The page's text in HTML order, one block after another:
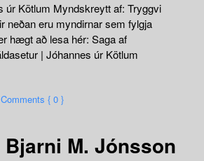
úr Kötlum Myndskreytt af: Tryggvi
neðan eru myndirnar sem fylgja
hægt að lesa hér: Saga af
| Jóhannes úr Kötlum
Comments { 0 }
M. Jónsson